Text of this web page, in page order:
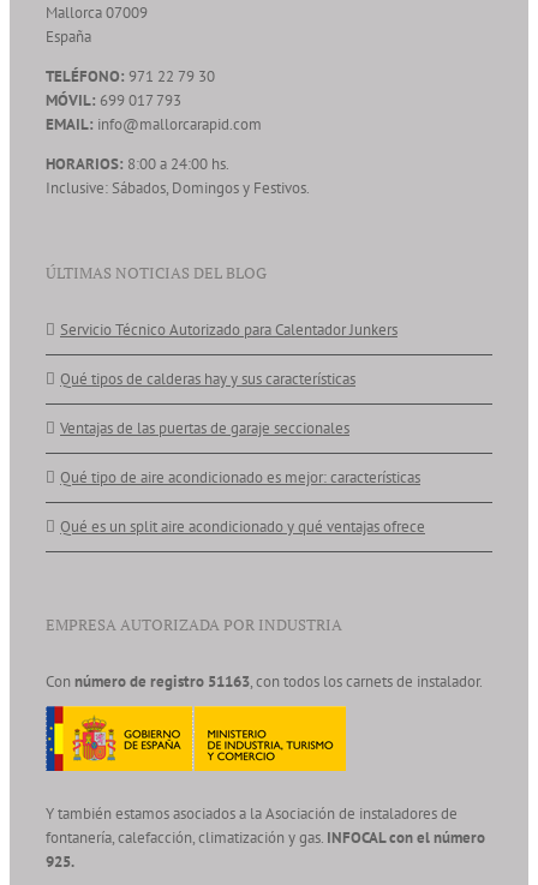
Mallorca07009
España
TELÉFONO: 971 22 79 30
MÓVIL: 699 017 793
EMAIL: info@mallorcarapid.com
HORARIOS: 8:00 a 24:00 hs.
Inclusive: Sábados, Domingos y Festivos.
ÚLTIMAS NOTICIAS DEL BLOG
Servicio Técnico Autorizado para Calentador Junkers
Qué tipos de calderas hay y sus características
Ventajas de las puertas de garaje seccionales
Qué tipo de aire acondicionado es mejor: características
Qué es un split aire acondicionado y qué ventajas ofrece
EMPRESA AUTORIZADA POR INDUSTRIA
Con número de registro 51163, con todos los carnets de instalador.
Y también estamos asociados a la Asociación de instaladores de
fontanería, calefacción, climatización y gas. INFOCAL con el número
925.